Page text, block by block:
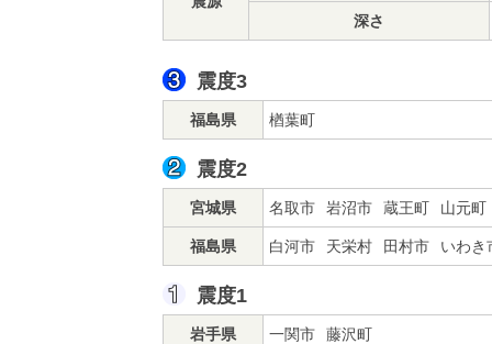
深さ
震度3
福島県 楢葉町
震度2
宮城県 名取市 岩沼市 蔵王町 山元町
福島県 白河市 天栄村 田村市 いわき
震度1
岩手県 一関市 藤沢町